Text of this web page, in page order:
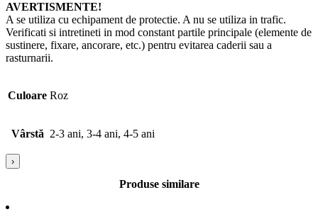
AVERTISMENTE!
A se utiliza cu echipament de protectie. A nu se utiliza in trafic.
Verificati si intretineti in mod constant partile principale (elemente de
sustinere, fixare, ancorare, etc.) pentru evitarea caderii sau a
rasturnarii.
Culoare Roz
Vârstă 2-3 ani, 3-4 ani, 4-5 ani
›
Produse similare